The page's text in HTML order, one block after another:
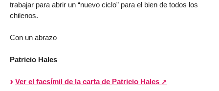
trabajar para abrir un “nuevo ciclo” para el bien de todos los
chilenos.
Con un abrazo
Patricio Hales
Ver el facsímil de la carta de Patricio Hales